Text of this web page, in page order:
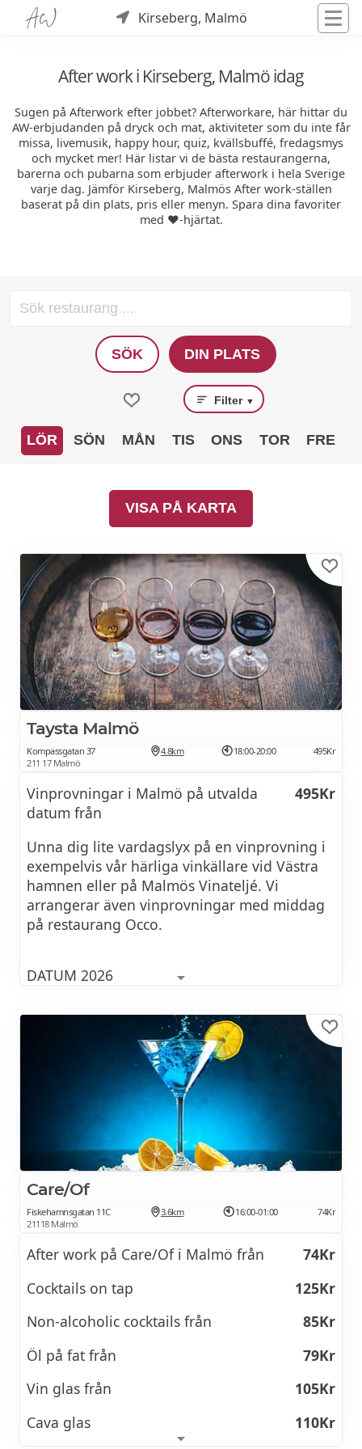
Kirseberg, Malmö
After work i Kirseberg, Malmö idag
Sugen på Afterwork efter jobbet? Afterworkare, här hittar du
AW-erbjudanden på dryck och mat, aktiviteter som du inte får
missa, livemusik, happy hour, quiz, kvällsbuffé, fredagsmys
och mycket mer! Här listar vi de bästa restaurangerna,
barerna och pubarna som erbjuder afterwork i hela Sverige
varje dag. Jämför Kirseberg, Malmös After work-ställen
baserat på din plats, pris eller menyn. Spara dina favoriter
med ❤️-hjärtat.
SÖK DIN PLATS
Filter ▼
LÖR SÖN MÅN TIS ONS TOR FRE
VISA PÅ KARTA
Taysta Malmö
Kompassgatan 37
211 17 Malmö
4.8km 18:00-20:00 495Kr
Vinprovningar i Malmö på utvalda
datum från
495Kr
Unna dig lite vardagslyx på en vinprovning i
exempelvis vår härliga vinkällare vid Västra
hamnen eller på Malmös Vinateljé. Vi
arrangerar även vinprovningar med middag
på restaurang Occo.
DATUM 2026
08 augusti 2026 kl 17:00
Italiensk vinprovning på Vinateljé
15 augusti 2026 kl 13:00
Klassisk vinprovning på Källarvalv
Västra Hamnen
549Kr
Exklusiv vinprovning med middag på
Hotel MJ's
Västra Hamnen
02 september 2026 kl 17:00
Care/Of
Fiskehamnsgatan 11C
21118 Malmö
3.6km 16:00-01:00 74Kr
After work på Care/Of i Malmö från
74Kr
Cocktails on tap
125Kr
Non-alcoholic cocktails från
85Kr
Öl på fat från
79Kr
Vin glas från
105Kr
Cava glas
110Kr